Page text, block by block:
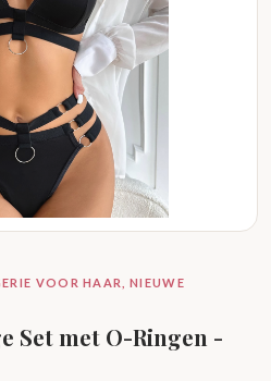
VOOR HAAR, NIEUWE
Set met O-Ringen -